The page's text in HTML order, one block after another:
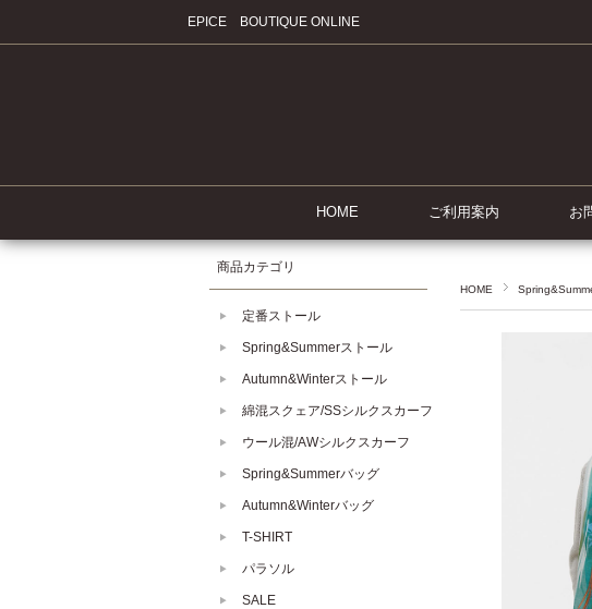
EPICE BOUTIQUE ONLINE
HOME ご利用案内 お
HOME
商品カテゴリ
定番ストール
Spring&Summerストール
Autumn&Winterストール
綿混スクェア/SSシルクスカーフ
ウール混/AWシルクスカーフ
Spring&Summerバッグ
Autumn&Winterバッグ
T-SHIRT
パラソル
SALE